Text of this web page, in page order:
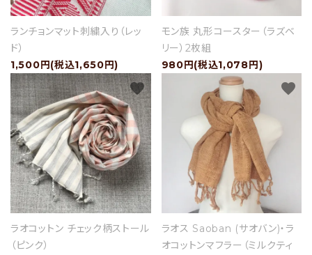
- お支払い方法について
- 配送方法・送料について
- 返品について
- 特定商取引法に基づく表記
- プライバシーポリシー
- 会員登録・メルマガ登録
- 運営会社
- お問い合わせ
ランチョンマット刺繍入り（レッ
ド）
1,500円(税込1,650円)
モン族 丸形コースター（ラズベ
リー）2枚組
980円(税込1,078円)
ラオコットン チェック柄ストール
（ピンク）
favorite
ラオス Saoban (サオバン)・ラ
オコットンマフラー（ミルクティ
favorite